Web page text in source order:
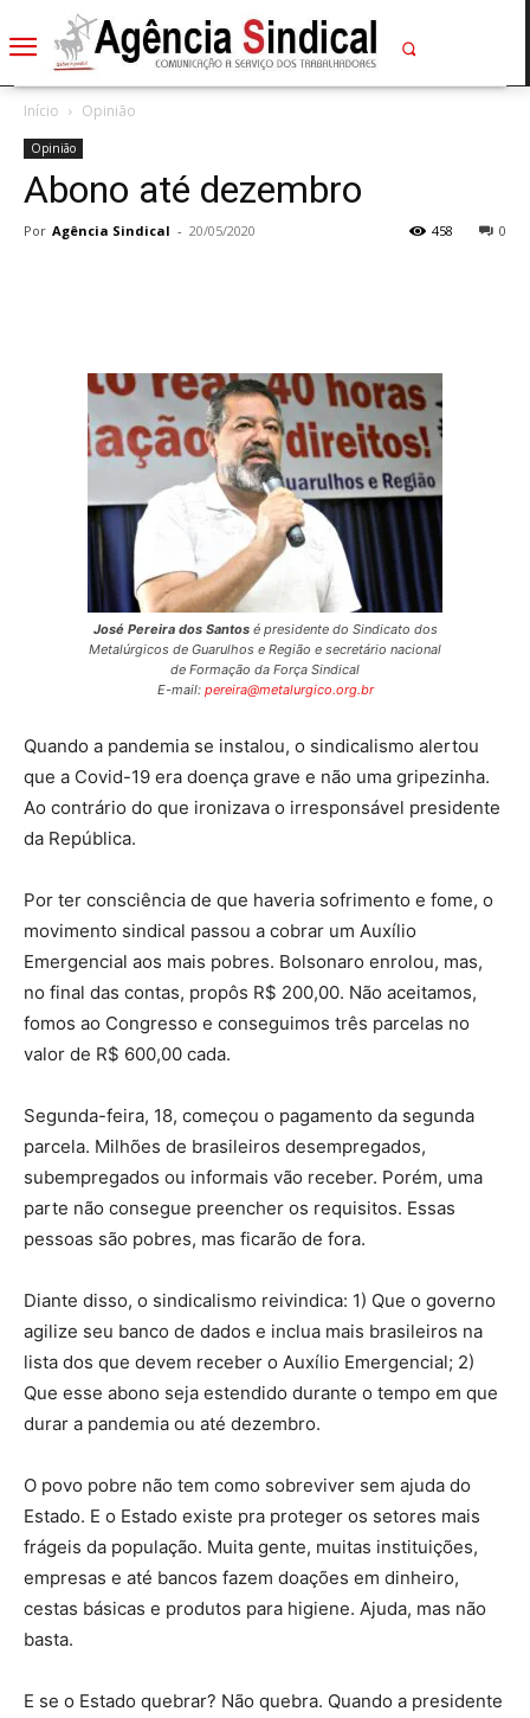
Início Opinião
Opinião
Abono até dezembro
Por Agência Sindical - 20/05/2020 0
458
José Pereira dos Santosé presidente do Sindicato dos
Metalúrgicos de Guarulhos e Região e secretário nacional
de Formação da Força Sindical
E-mail: pereira@metalurgico.org.br
Quando a pandemia se instalou, o sindicalismo alertou
que a Covid-19 era doença grave e não uma gripezinha.
Ao contrário do que ironizava o irresponsável presidente
da República.
Por ter consciência de que haveria sofrimento e fome, o
movimento sindical passou a cobrar um Auxílio
Emergencial aos mais pobres. Bolsonaro enrolou, mas,
no final das contas, propôs R$ 200,00. Não aceitamos,
fomos ao Congresso e conseguimos três parcelas no
valor de R$ 600,00 cada.
Segunda-feira, 18, começou o pagamento da segunda
parcela. Milhões de brasileiros desempregados,
subempregados ou informais vão receber. Porém, uma
parte não consegue preencher os requisitos. Essas
pessoas são pobres, mas ficarão de fora.
Diante disso, o sindicalismo reivindica: 1) Que o governo
agilize seu banco de dados e inclua mais brasileiros na
lista dos que devem receber o Auxílio Emergencial; 2)
Que esse abono seja estendido durante o tempo em que
durar a pandemia ou até dezembro.
O povo pobre não tem como sobreviver sem ajuda do
Estado. E o Estado existe pra proteger os setores mais
frágeis da população. Muita gente, muitas instituições,
empresas e até bancos fazem doações em dinheiro,
cestas básicas e produtos para higiene. Ajuda, mas não
basta.
E se o Estado quebrar? Não quebra. Quando a presidente